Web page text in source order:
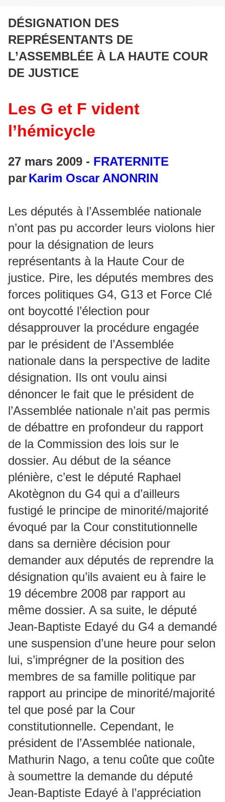
DÉSIGNATION DES
REPRÉSENTANTS DE
L’ASSEMBLÉE À LA HAUTE COUR
DE JUSTICE
Les G et F vident
l’hémicycle
27 mars 2009 - FRATERNITE
parKarim Oscar ANONRIN
Les députés à l’Assemblée nationale
n’ont pas pu accorder leurs violons hier
pour la désignation de leurs
représentants à la Haute Cour de
justice. Pire, les députés membres des
forces politiques G4, G13 et Force Clé
ont boycotté l’élection pour
désapprouver la procédure engagée
par le président de l’Assemblée
nationale dans la perspective de ladite
désignation. Ils ont voulu ainsi
dénoncer le fait que le président de
l’Assemblée nationale n’ait pas permis
de débattre en profondeur du rapport
de la Commission des lois sur le
dossier. Au début de la séance
plénière, c’est le député Raphael
Akotègnon du G4 qui a d’ailleurs
fustigé le principe de minorité/majorité
évoqué par la Cour constitutionnelle
dans sa dernière décision pour
demander aux députés de reprendre la
désignation qu’ils avaient eu à faire le
19 décembre 2008 par rapport au
même dossier. A sa suite, le député
Jean-Baptiste Edayé du G4 a demandé
une suspension d’une heure pour selon
lui, s’imprégner de la position des
membres de sa famille politique par
rapport au principe de minorité/majorité
tel que posé par la Cour
constitutionnelle. Cependant, le
président de l’Assemblée nationale,
Mathurin Nago, a tenu coûte que coûte
à soumettre la demande du député
Jean-Baptiste Edayé à l’appréciation